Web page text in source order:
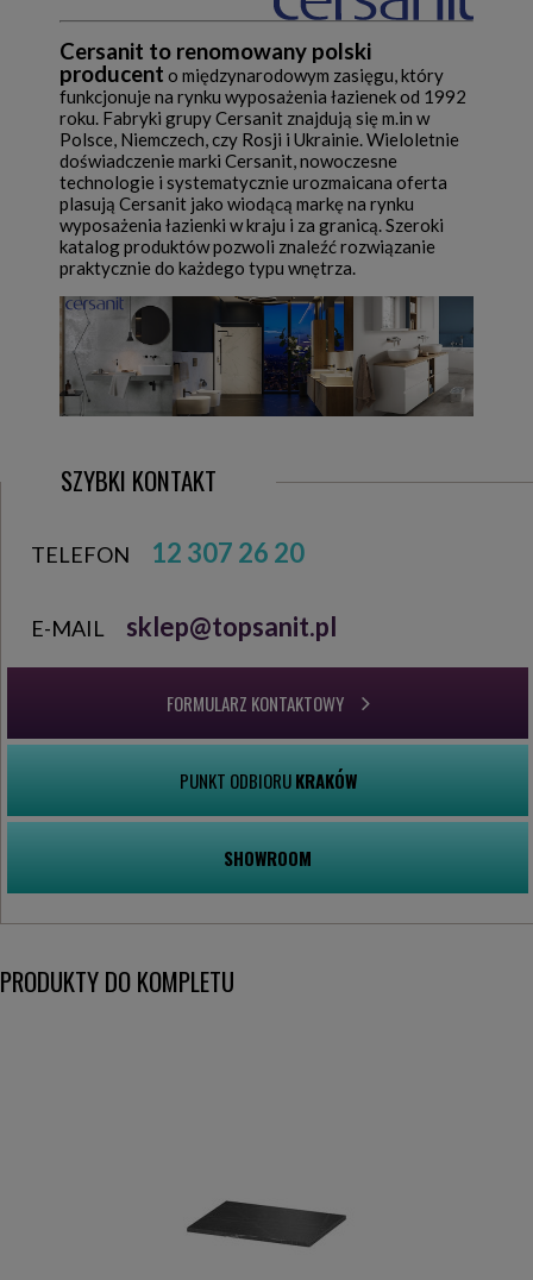
Cersanit to renomowany polski
producent o międzynarodowym zasięgu, który
funkcjonuje na rynku wyposażenia łazienek od 1992
roku. Fabryki grupy Cersanit znajdują się m.in w
Polsce, Niemczech, czy Rosji i Ukrainie. Wieloletnie
doświadczenie marki Cersanit, nowoczesne
technologie i systematycznie urozmaicana oferta
plasują Cersanit jako wiodącą markę na rynku
wyposażenia łazienki w kraju i za granicą. Szeroki
katalog produktów pozwoli znaleźć rozwiązanie
praktycznie do każdego typu wnętrza.
SZYBKI KONTAKT
TELEFON 12 307 26 20
E-MAIL sklep@topsanit.pl
FORMULARZ KONTAKTOWY
PUNKT ODBIORUKRAKÓW
SHOWROOM
PRODUKTY DO KOMPLETU